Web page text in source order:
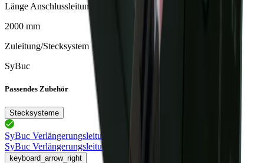
Länge Anschlussleitung
2000 mm
Zuleitung/Stecksystem
SyBuc
Passendes Zubehör
Stecksysteme
SyBuc Verlängerungsleitung
SyBuc Verlängerungsleitung 1m
keyboard_arrow_right